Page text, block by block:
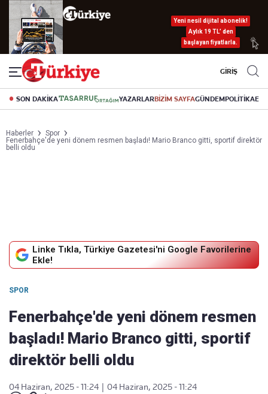
Yeni nesil dijital abonelik!
Aylık 19 TL’ den
başlayan fiyatlarla.
GİRİŞ
SON DAKİKA YAZARLARBİZİM SAYFAGÜNDEMPOLİTİKA
Haberler
Spor
Fenerbahçe'de yeni dönem resmen başladı! Mario Branco gitti, sportif direktör
belli oldu
Linke Tıkla, Türkiye Gazetesi'ni Google Favorilerine
Ekle!
SPOR
Fenerbahçe'de yeni dönem resmen
başladı! Mario Branco gitti, sportif
direktör belli oldu
04 Haziran, 2025 - 11:24
04 Haziran, 2025 - 11:24